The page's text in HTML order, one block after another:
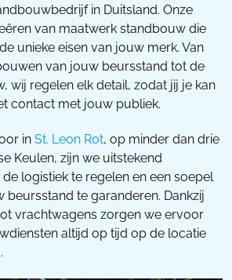
in Duitsland. Onze
van maatwerk standbouw die
unieke eisen van jouw merk. Van
van jouw beursstand tot de
wij regelen elk detail, zodat jij je kan
contact met jouw publiek.
in St. Leon Rot, op minder dan drie
Keulen, zijn we uitstekend
logistiek te regelen en een soepel
beursstand te garanderen. Dankzij
vrachtwagens zorgen we ervoor
altijd op tijd op de locatie